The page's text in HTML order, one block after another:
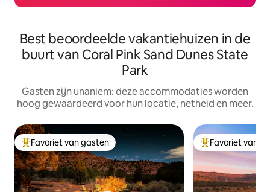
Best beoordeelde vakantiehuizen in de
buurt van Coral Pink Sand Dunes State
Park
Gasten zijn unaniem: deze accommodaties worden
hoog gewaardeerd voor hun locatie, netheid en meer.
Topfavoriet van gasten
Favoriet van gasten Topfavoriet van
Favoriet van